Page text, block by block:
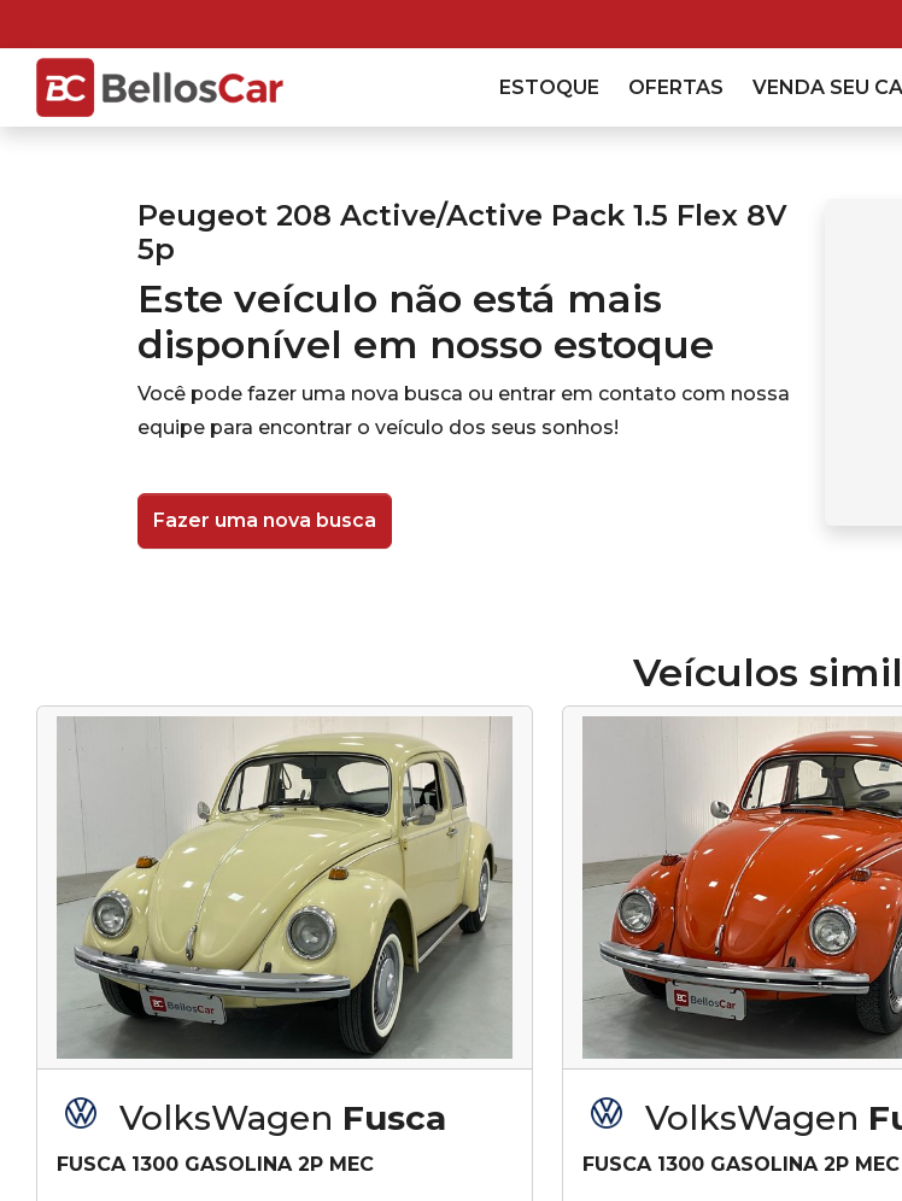
ESTOQUE OFERTAS VENDA SEU
Peugeot 208 Active/Active Pack 1.5 Flex 8V
5p
Este veículo não está mais
disponível em nosso estoque
Você pode fazer uma nova busca ou entrar em contato com nossa
equipe para encontrar o veículo dos seus sonhos!
Fazer uma nova busca
Veículos
VolksWagen Fusca
FUSCA 1300 GASOLINA 2P MEC
VolksWagen
FUSCA 1300 GASOLINA 2P MEC